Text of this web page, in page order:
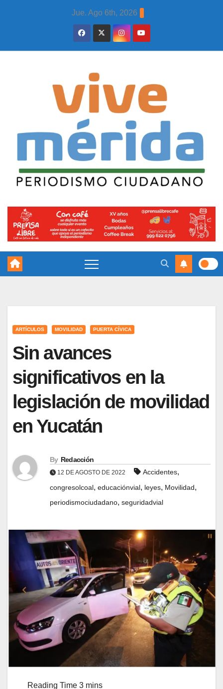
Jue. Ago 6th, 2026
ARTÍCULOS MOVILIDAD PUERTA CÍVICA
Sin avances
significativos en la
legislación de movilidad
en Yucatán
By Redacción
12 DE AGOSTO DE 2022 Accidentes,
congresolcoal, educaciónvial, leyes, Movilidad,
periodismociudadano, seguridadvial